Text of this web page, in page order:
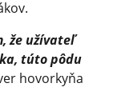
že užívateľ
túto pôdu
hovorkyňa